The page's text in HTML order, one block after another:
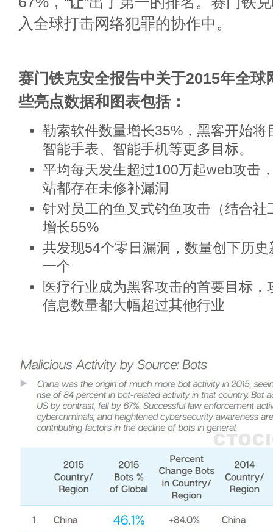
入全球打击网络犯罪的协作中。
赛门铁克安全报告中关于2015年全球
些亮点数据和图表包括：
勒索软件数量增长35%，黑客开始将
智能手表、智能手机等更多目标。
平均每天发生超过100万起web攻击
站都存在未修补漏洞
针对员工的鱼叉式钓鱼攻击（结合社
增长55%
共发现54个零日漏洞，数量创下历
一个
医疗行业成为黑客攻击的首要目标
信息数量都大幅超过其他行业